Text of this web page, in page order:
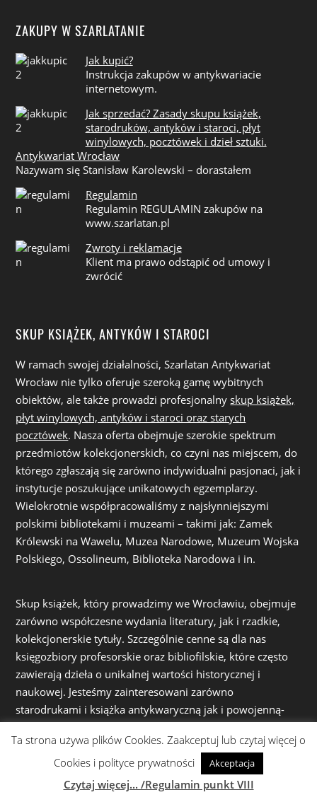
ZAKUPY W SZARLATANIE
Jak kupić?
Instrukcja zakupów w antykwariacie
internetowym.
Jak sprzedać? Zasady skupu książek,
starodruków, antyków i staroci, płyt
winylowych, pocztówek i dzieł sztuki.
Antykwariat Wrocław
Nazywam się Stanisław Karolewski – dorastałem
Regulamin
Regulamin REGULAMIN zakupów na
www.szarlatan.pl
Zwroty i reklamacje
Klient ma prawo odstąpić od umowy i
zwrócić
SKUP KSIĄŻEK, ANTYKÓW I STAROCI
W ramach swojej działalności, Szarlatan Antykwariat
Wrocław nie tylko oferuje szeroką gamę wybitnych
obiektów, ale także prowadzi profesjonalny skup książek,
płyt winylowych, antyków i staroci oraz starych
pocztówek. Nasza oferta obejmuje szerokie spektrum
przedmiotów kolekcjonerskich, co czyni nas miejscem, do
którego zgłaszają się zarówno indywidualni pasjonaci, jak i
instytucje poszukujące unikatowych egzemplarzy.
Wielokrotnie współpracowaliśmy z najsłynniejszymi
polskimi bibliotekami i muzeami – takimi jak: Zamek
Królewski na Wawelu, Muzea Narodowe, Muzeum Wojska
Polskiego, Ossolineum, Biblioteka Narodowa i in.
Skup książek, który prowadzimy we Wrocławiu, obejmuje
zarówno współczesne wydania literatury, jak i rzadkie,
kolekcjonerskie tytuły. Szczególnie cenne są dla nas
księgozbiory profesorskie oraz bibliofilskie, które często
zawierają dzieła o unikalnej wartości historycznej i
naukowej. Jesteśmy zainteresowani zarówno
starodrukami i książka antykwaryczną jak i powojenną-
współczesną literaturą z różnych dziedzin: książkami
popularnonaukowymi, naukowymi, literaturą piękną, a
także książkami z zakresu filozofii, historii, sztuki czy
techniki. Z dużym szacunkiem i precyzją dokonujemy
Ta strona używa plików Cookies. Zaakceptuj lub czytaj więcej o
Cookies i polityce prywatności
Akceptacja
Czytaj więcej... /Regulamin punkt VIII